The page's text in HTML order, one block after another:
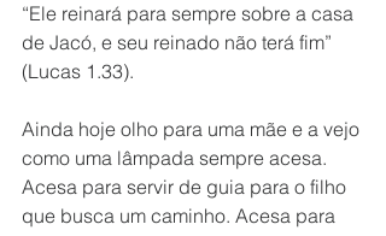
“Ele reinará para sempre sobre a casa
de Jacó, e seu reinado não terá fim”
(Lucas 1.33).
Ainda hoje olho para uma mãe e a vejo
como uma lâmpada sempre acesa.
Acesa para servir de guia para o filho
que busca um caminho. Acesa para